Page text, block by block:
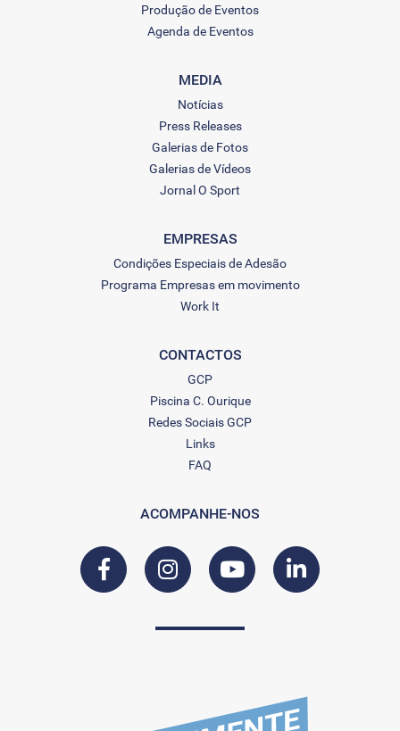
Produção de Eventos
Agenda de Eventos
MEDIA
Notícias
Press Releases
Galerias de Fotos
Galerias de Vídeos
Jornal O Sport
EMPRESAS
Condições Especiais de Adesão
Programa Empresas em movimento
Work It
CONTACTOS
GCP
Piscina C. Ourique
Redes Sociais GCP
Links
FAQ
ACOMPANHE-NOS